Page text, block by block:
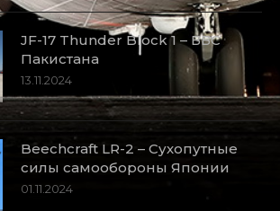
JF-17 Thunder Block 1 – ВВС
Пакистана
13.11.2024
Beechcraft LR-2 – Сухопутные
силы самообороны Японии
01.11.2024